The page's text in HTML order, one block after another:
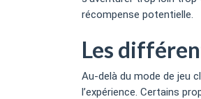
récompense potentielle.
Les
Au-delà du mode de jeu
l’expérience. Certains